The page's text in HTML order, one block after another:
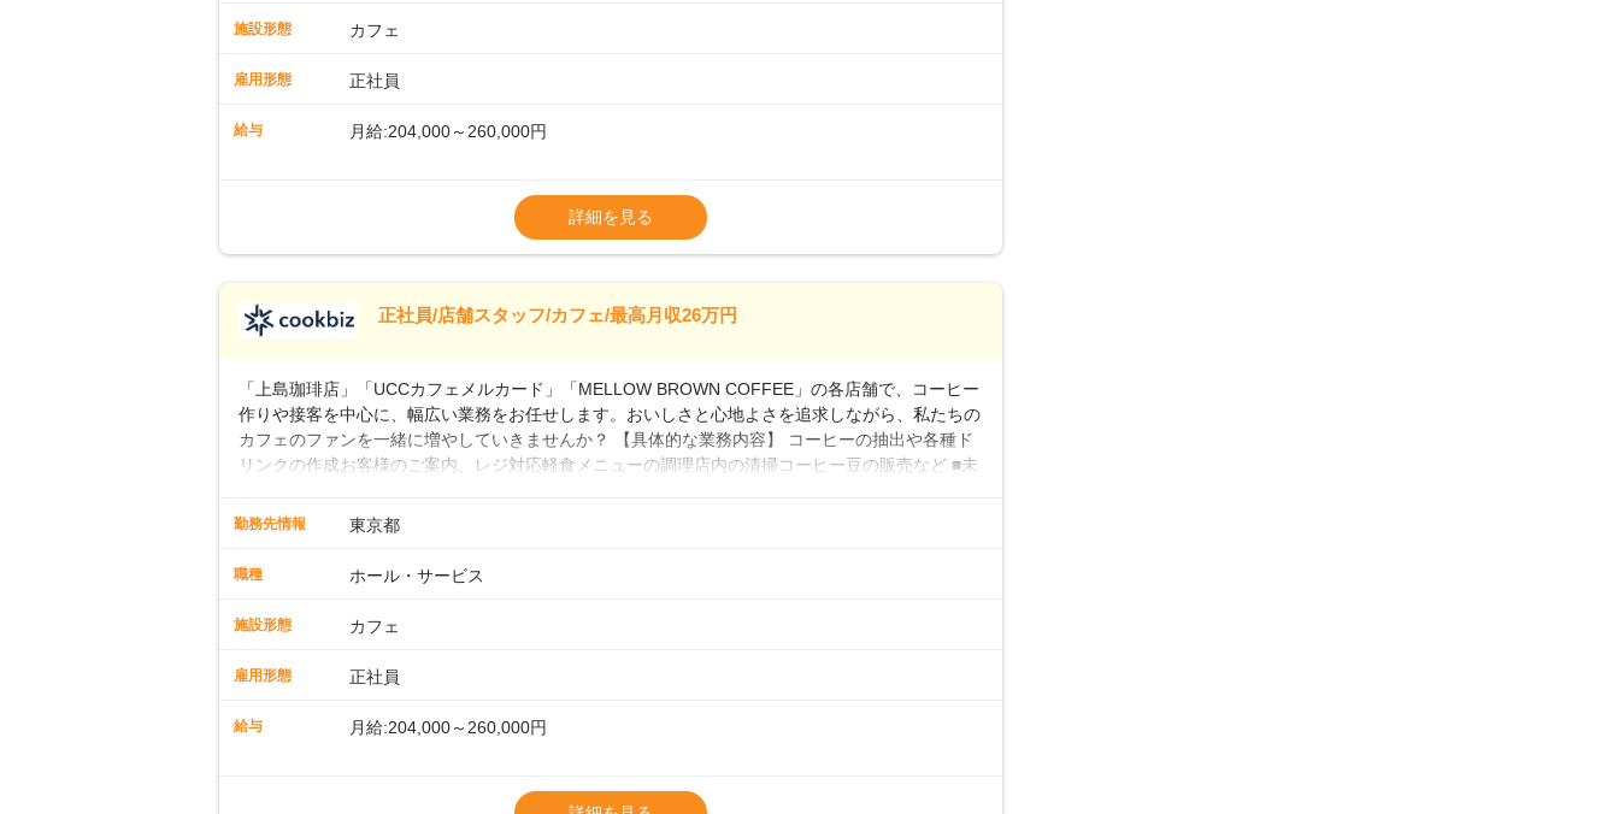
成といった店舗運営をお任せします。実際に多くの社員がキャリアアップしていますよ♪あなた
施設形態 カフェ
雇用形態 正社員
給与 月給:204,000～260,000円
※経験・スキルを考慮の上、決定します。
※別途、残業代および各種手当あり
※試用期間なし
■店長職： ・西日本／月給26万7500円～ ・東日本／月給28万900円～
■年収例・一般職：年収300万円／月給20.4万円＋賞与(年3回)・店長職：年収410
詳細を見る
正社員/店舗スタッフ/カフェ/最高月収26万円
「上島珈琲店」「UCCカフェメルカード」「MELLOW BROWN COFFEE」の各店舗で、コーヒー
作りや接客を中心に、幅広い業務をお任せします。おいしさと心地よさを追求しながら、私たちの
カフェのファンを一緒に増やしていきませんか？ 【具体的な業務内容】 コーヒーの抽出や各種ド
リンクの作成お客様のご案内、レジ対応軽食メニューの調理店内の清掃コーヒー豆の販売など ■未
寧に教えます。スタッフは20代から40代まで幅広い年齢層が活躍しており、チームワークも抜群
です。基本マニュアルやトレーニング研修がしっかりあるので、スムーズに業務に馴染める環境で
す。「カフェの接客は初めて」という方も安心してスタートを♪ ■店長を目指しませんか？店舗ス
タッフとして経験を積んだ後、店長を目指してみませんか。売上・シフト・在庫管理やスタッフ育
成といった店舗運営をお任せします。実際に多くの社員がキャリアアップしていますよ♪あなた
も、無理なくステップアップできる環境で、少しずつ成長していきませんか？
勤務先情報 東京都
職種 ホール・サービス
施設形態 カフェ
雇用形態 正社員
給与 月給:204,000～260,000円